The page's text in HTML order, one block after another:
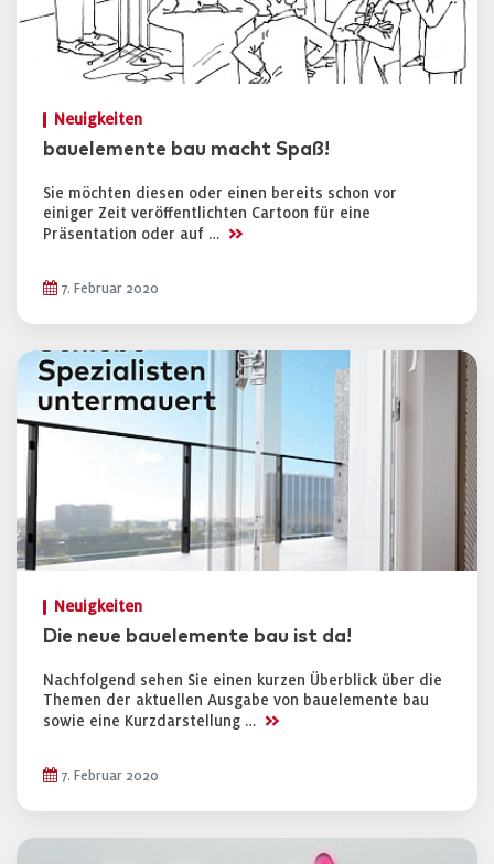
Neuigkeiten
bauelemente bau macht Spaß!
Sie möchten diesen oder einen bereits schon vor
einiger Zeit veröffentlichten Cartoon für eine
Präsentation oder auf … >>
7. Februar 2020
Neuigkeiten
Die neue bauelemente bau ist da!
Nachfolgend sehen Sie einen kurzen Überblick über die
Themen der aktuellen Ausgabe von bauelemente bau
sowie eine Kurzdarstellung … >>
7. Februar 2020